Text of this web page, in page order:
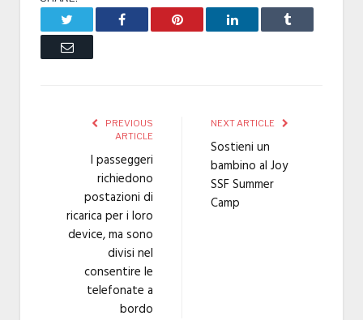
Facebook Pinterest LinkedIn Tumblr
Email
PREVIOUS
ARTICLE
I passeggeri
richiedono
postazioni di
ricarica per i loro
device, ma sono
divisi nel
consentire le
telefonate a
bordo
NEXT ARTICLE
Sostieni un
bambino al Joy
SSF Summer
Camp